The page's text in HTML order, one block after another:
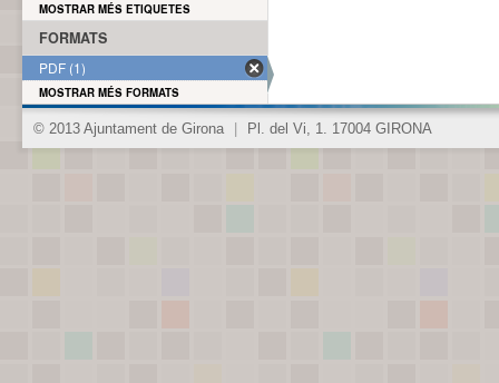
MOSTRAR MÉS ETIQUETES
FORMATS
PDF (1)
MOSTRAR MÉS FORMATS
© 2013 Ajuntament de Girona Pl. del Vi, 1. 17004 GIRONA